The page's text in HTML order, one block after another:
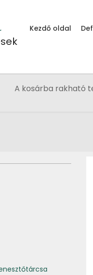
Kezdő oldal
A kosárba rakható